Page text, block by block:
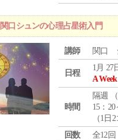
口シュンの心理占星術入門
講師 関口
日程
1月 27
A Week
時間
隔週 （
15：20
（1日2
回数
全12回